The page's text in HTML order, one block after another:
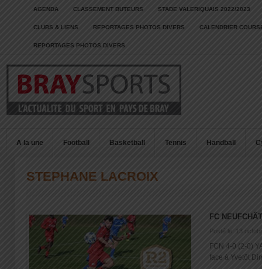
AGENDA CLASSEMENT BUTEURS STADE VALERIQUAIS 2022/2023
CLUBS & LIENS REPORTAGES PHOTOS DIVERS CALENDRIER
REPORTAGES PHOTOS DIVERS
A la une Football Basketball Tennis Handball
STEPHANE LACROIX
FC
Posté le: 13
FCN 4-0 (2-0)
face à Yvetôt